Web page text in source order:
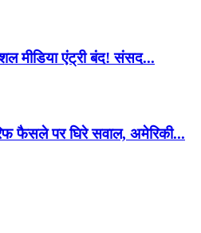
मीडिया एंट्री बंद! संसद...
फैसले पर घिरे सवाल, अमेरिकी...